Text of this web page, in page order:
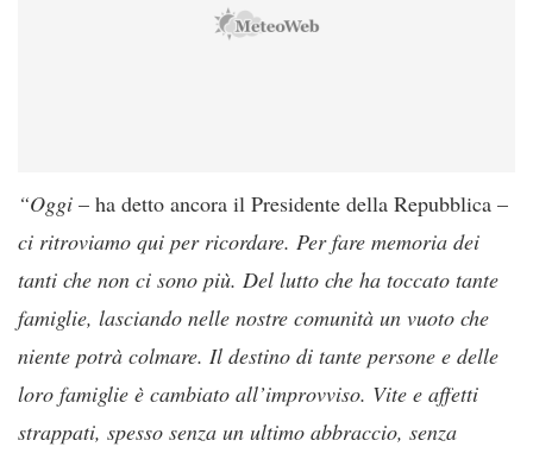
“Oggi – ha detto ancora il Presidente della Repubblica –
ci ritroviamo qui per ricordare. Per fare memoria dei
tanti che non ci sono più. Del lutto che ha toccato tante
famiglie, lasciando nelle nostre comunità un vuoto che
niente potrà colmare. Il destino di tante persone e delle
loro famiglie è cambiato all’improvviso. Vite e affetti
strappati, spesso senza un ultimo abbraccio, senza